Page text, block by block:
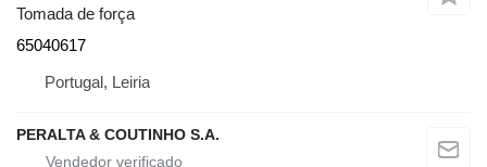
Tomada de força
65040617
Portugal, Leiria
PERALTA & COUTINHO S.A.